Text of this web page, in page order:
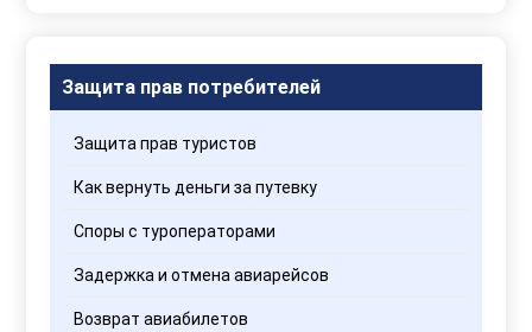
Защита прав потребителей
Защита прав туристов
Как вернуть деньги за путевку
Споры с туроператорами
Задержка и отмена авиарейсов
Возврат авиабилетов